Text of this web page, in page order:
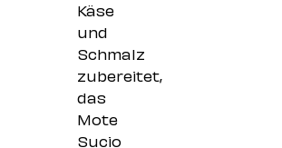
Käse
und
Schmalz
zubereitet,
das
Mote
Sucio